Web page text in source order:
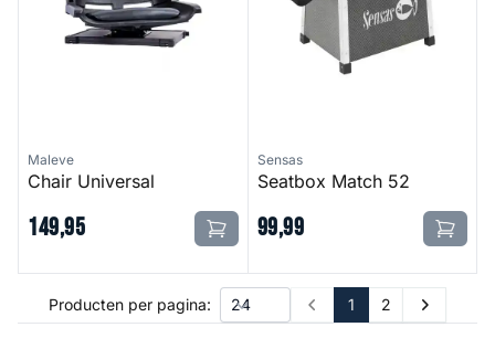
Maleve
Chair Universal
149,95
Sensas
Seatbox Match 52
99,99
Producten per pagina: Prev 1 2 Next